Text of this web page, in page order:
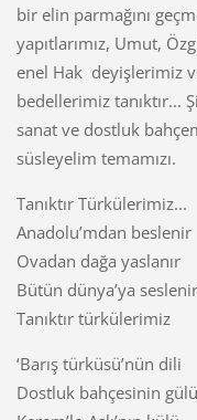
bir elin parmağını
yapıtlarımız, Umut,
enel Hak deyişlerimiz
bedellerimiz tanıktır...
sanat ve dostluk
süsleyelim temamızı.
Tanıktır Türkülerimiz...
Anadolu’mdan beslenir
Ovadan dağa yaslanır
Bütün dünya’ya seslenir
Tanıktır türkülerimiz
‘Barış türküsü’nün dili
Dostluk bahçesinin gülü